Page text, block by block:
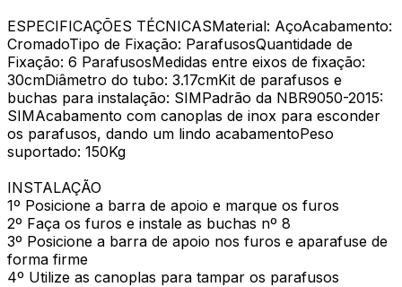
ESPECIFICAÇÕES TÉCNICASMaterial: AçoAcabamento:
CromadoTipo de Fixação: ParafusosQuantidade de
Fixação: 6 ParafusosMedidas entre eixos de fixação:
30cmDiâmetro do tubo: 3.17cmKit de parafusos e
buchas para instalação: SIMPadrão da NBR9050-2015:
SIMAcabamento com canoplas de inox para esconder
os parafusos, dando um lindo acabamentoPeso
suportado: 150Kg
INSTALAÇÃO
1º Posicione a barra de apoio e marque os furos
2º Faça os furos e instale as buchas nº 8
3º Posicione a barra de apoio nos furos e aparafuse de
forma firme
4º Utilize as canoplas para tampar os parafusos